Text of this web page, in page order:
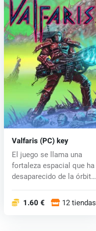
Valfaris (PC) key
El juego se llama una
fortaleza espacial que ha
desaparecido de la órbita
1.60 € 12 tiendas